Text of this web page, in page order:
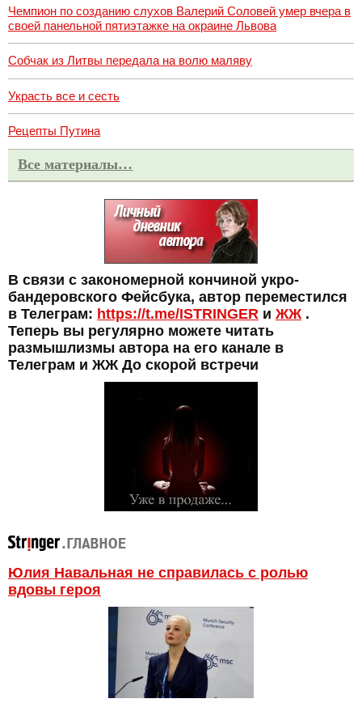
Чемпион по созданию слухов Валерий Соловей умер вчера в
своей панельной пятиэтажке на окраине Львова
Собчак из Литвы передала на волю маляву
Украсть все и сесть
Рецепты Путина
Все материалы…
В связи с закономерной кончиной укро-
бандеровского Фейсбука, автор переместился
в Телеграм: https://t.me/ISTRINGER и ЖЖ .
Теперь вы регулярно можете читать
размышлизмы автора на его канале в
Телеграм и ЖЖ До скорой встречи
Юлия Навальная не справилась с ролью
вдовы героя